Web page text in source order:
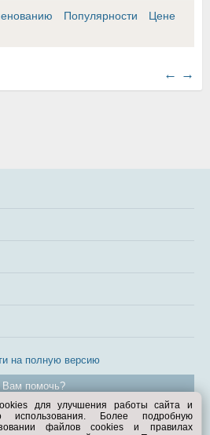
Популярности
Цене
← →
на полную версию
Вам помочь?
1998—2026
для улучшения работы сайта и
использования. Более подробную
файлов cookies и правилах